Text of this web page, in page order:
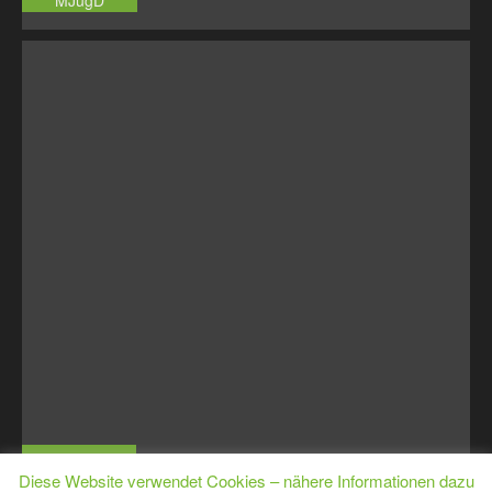
MJugE
Diese Website verwendet Cookies – nähere Informationen dazu